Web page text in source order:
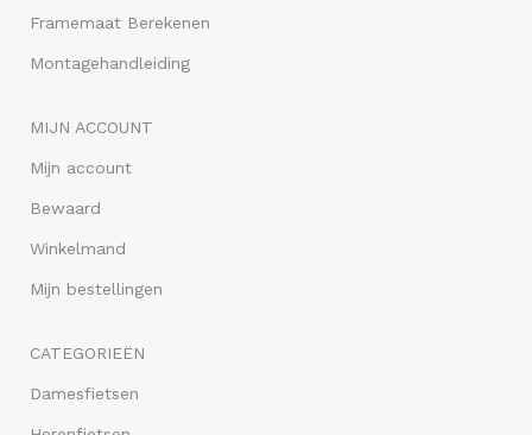
Framemaat Berekenen
Montagehandleiding
MIJN ACCOUNT
Mijn account
Bewaard
Winkelmand
Mijn bestellingen
CATEGORIEËN
Damesfietsen